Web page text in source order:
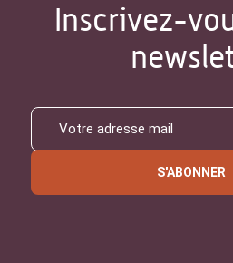
Inscrivez-
S'ABONNER